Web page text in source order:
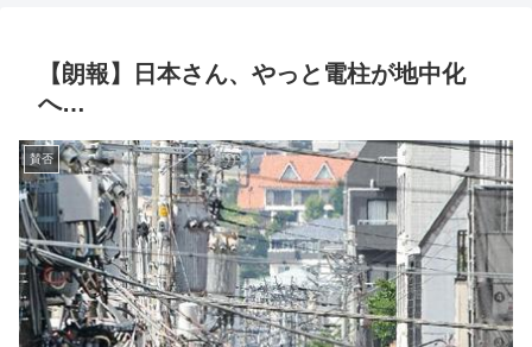
【朗報】日本さん、やっと電柱が地中化
へ…
賛否